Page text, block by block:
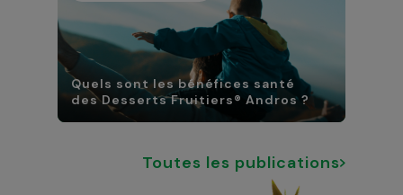
Quels sont les bénéfices santé
des Desserts Fruitiers® Andros ?
Toutes les publications